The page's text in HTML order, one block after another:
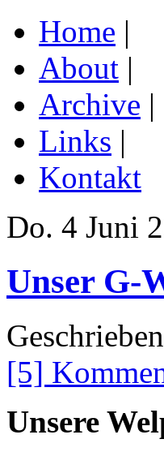
Home |
About |
Archive |
Links |
Kontakt
Do. 4 Juni
Unser G-
[5]
Unsere